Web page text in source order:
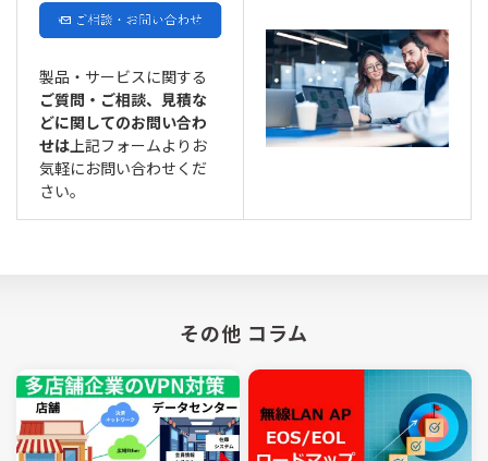
製品・サービスに関する
ご質問・ご相談、見積な
どに関してのお問い合わ
せは上記フォームよりお
気軽にお問い合わせくだ
さい。
その他 コラム